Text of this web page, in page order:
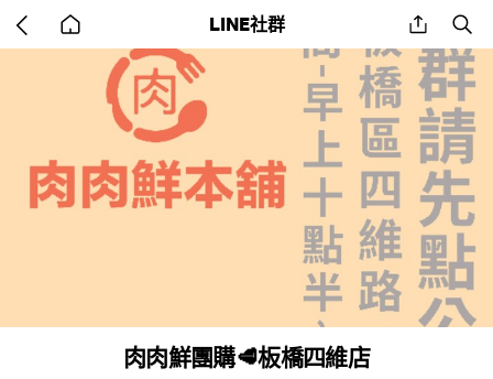
back
to
home
LINE社群 share
肉肉鮮團購🥩板橋四維店